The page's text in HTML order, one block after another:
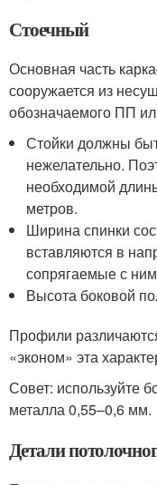
Стоечный
Основная часть
сооружается из
обозначаемого ПП
Стойки должны
нежелательно.
необходимой
метров.
Ширина спинки
вставляются в
сопрягаемые с
Высота боковой
Профили
«эконом» эта
Совет: используйте
металла 0,55–0,6 мм.
Детали